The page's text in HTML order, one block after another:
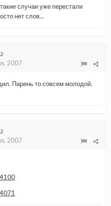
случаи уже перестали
нет слов...
2007
Парень то совсем молодой.
2007